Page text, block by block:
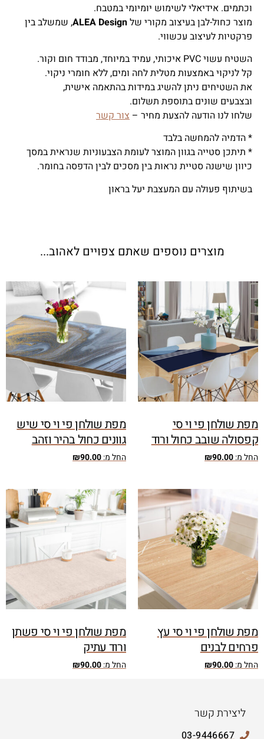
וכתמים. אידיאלי לשימוש יומיומי במטבח.
מוצר כחול-לבן בעיצוב מקורי שלALEA Design, שמשלב בין
פרקטיות לעיצוב עכשווי.
השטיח עשוי PVC איכותי, עמיד במיוחד, מבודד חום וקור.
קל לניקוי באמצעות מטלית לחה ומים, ללא חומרי ניקוי.
את השטיחים ניתן להשיג במידות בהתאמה אישית,
ובצבעים שונים בתוספת תשלום.
שלחו לנו הודעה להצעת מחיר – צור קשר
* הדמיה להמחשה בלבד
* תיתכן סטייה בגוון המוצר לעומת הצבעוניות שנראית במסך
כיוון שישנה סטיית נראות בין מסכים לבין הדפסה בחומר.
בשיתוף פעולה עם המעצבת יעל בראון
מוצרים נוספים שאתם צפויים לאהוב...
מפת שולחן פי וי סי
קפסולה שובב כחול ורוד
החל מ: ₪90.00
מפת שולחן פי וי סי שיש
גוונים כחול בהיר וזהב
החל מ: ₪90.00
מפת שולחן פי וי סי עץ
פרחים לבנים
החל מ: ₪90.00
מפת שולחן פי וי סי פשתן
ורוד עתיק
החל מ: ₪90.00
ליצירת קשר
03-9446667